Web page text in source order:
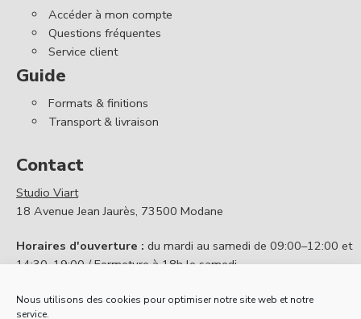
Nous utilisons des cookies pour optimiser notre site web et notre
service.
Accéder à mon compte
Questions fréquentes
Service client
Guide
Formats & finitions
Transport & livraison
Contact
Studio Viart
18 Avenue Jean Jaurès, 73500 Modane
Horaires d'ouverture : du mardi au samedi de 09:00–12:00 et
14:30–19:00 / Fermeture à 18h le samedi
Contactez nous